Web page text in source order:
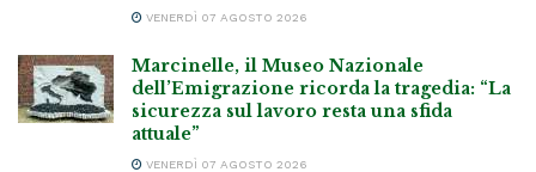
VENERDÌ 07 AGOSTO 2026
Marcinelle, il Museo Nazionale
dell’Emigrazione ricorda la tragedia: “La
sicurezza sul lavoro resta una sfida
attuale”
VENERDÌ 07 AGOSTO 2026